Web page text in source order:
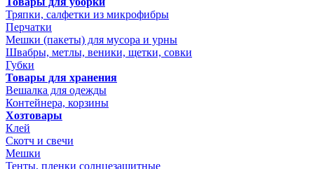
Тряпки, салфетки из микрофибры
Перчатки
Мешки (пакеты) для мусора и урны
Швабры, метлы, веники, щетки, совки
Губки
Товары для хранения
Вешалка для одежды
Контейнера, корзины
Хозтовары
Клей
Скотч и свечи
Мешки
Тенты, пленки солнцезащитные